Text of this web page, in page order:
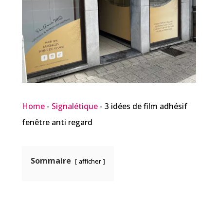
Home- Signalétique- 3 idées de film adhésif
fenêtre anti regard
Sommaire afficher